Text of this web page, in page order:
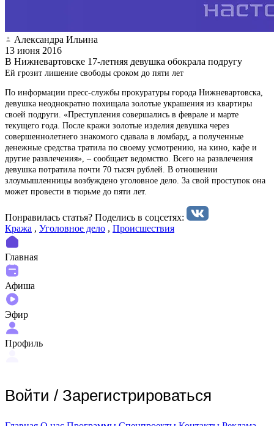
Александра Ильина
13 июня 2016
В Нижневартовске 17-летняя девушка обокрала подругу
Ей грозит лишение свободы сроком до пяти лет
По информации пресс-службы прокуратуры города Нижневартовска,
девушка неоднократно похищала золотые украшения из квартиры
своей подруги. «Преступления совершались в феврале и марте
текущего года. После кражи золотые изделия девушка через
совершеннолетнего знакомого сдавала в ломбард, а полученные
денежные средства тратила по своему усмотрению, на кино, кафе и
другие развлечения», – сообщает ведомство. Всего на развлечения
девушка потратила почти 70 тысяч рублей. В отношении
злоумышленницы возбуждено уголовное дело. За свой проступок она
может провести в тюрьме до пяти лет.
Понравилась статья? Поделиcь в соцсетях:
Кража , Уголовное дело , Происшествия
Главная
Афиша
Эфир
Профиль
Войти / Зарегистрироваться